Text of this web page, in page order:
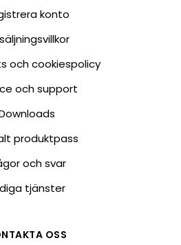
konto
och cookiespolicy
och support
produktpass
och svar
tjänster
OSS